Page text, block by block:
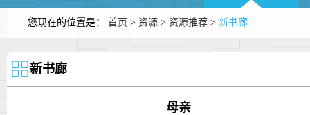
您现在的位置是： 首页 > 资源 > 资源推荐 > 新书廊
新书廊
母亲